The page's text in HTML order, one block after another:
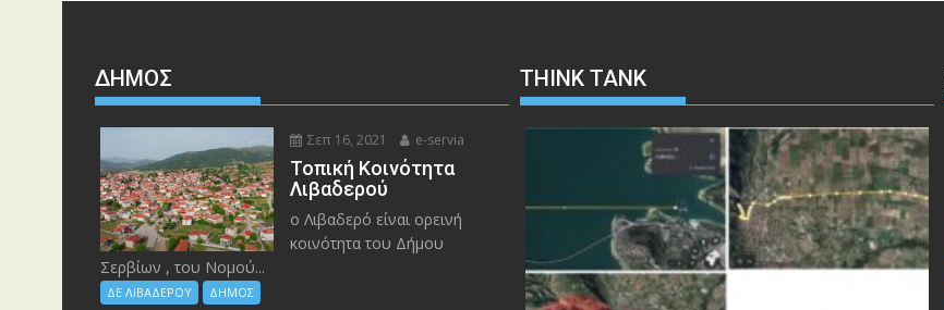
ΔΉΜΟΣ
Σεπ 16, 2021 e-servia
Τοπική Κοινότητα
Λιβαδερού
ο Λιβαδερό είναι ορεινή
κοινότητα του Δήμου
Σερβίων , του Νομού...
ΔΕ ΛΙΒΑΔΕΡΟΥ ΔΗΜΟΣ
THINK TANK